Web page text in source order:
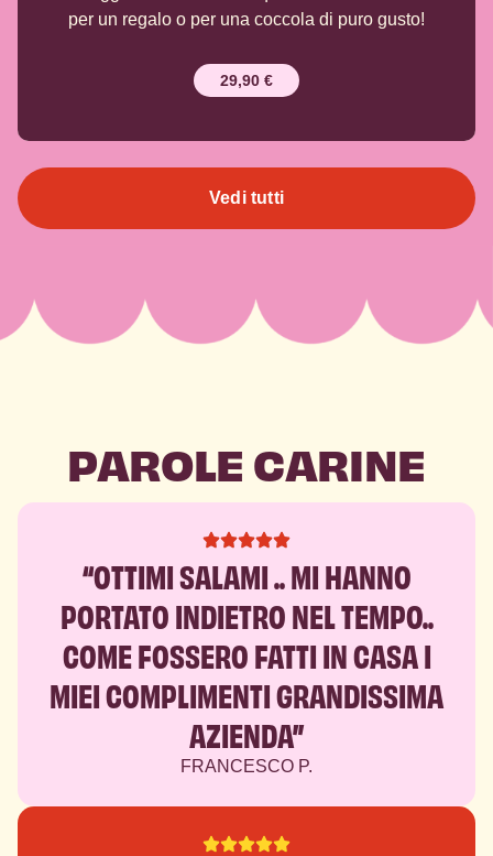
per un regalo o per una coccola di puro gusto!
29,90 €
Vedi tutti
PAROLE CARINE
“OTTIMI SALAMI .. MI HANNO
PORTATO INDIETRO NEL TEMPO..
COME FOSSERO FATTI IN CASA I
MIEI COMPLIMENTI GRANDISSIMA
AZIENDA”
FRANCESCO P.